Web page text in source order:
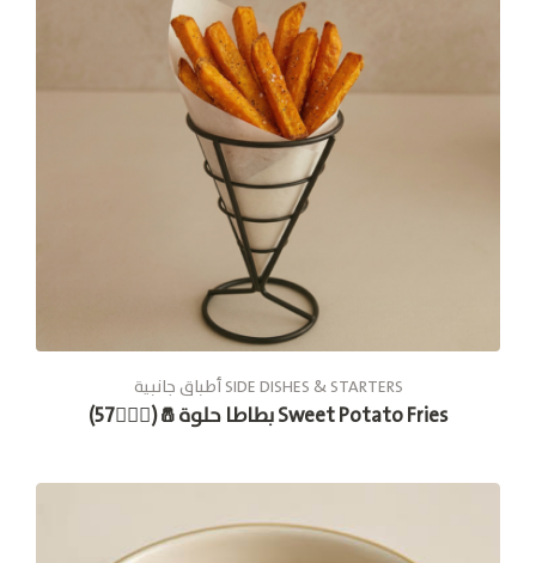
أطباق جانبية SIDE DISHES & STARTERS
بطاطا حلوة🧂(🚶🏽‍♂57) Sweet Potato Fries